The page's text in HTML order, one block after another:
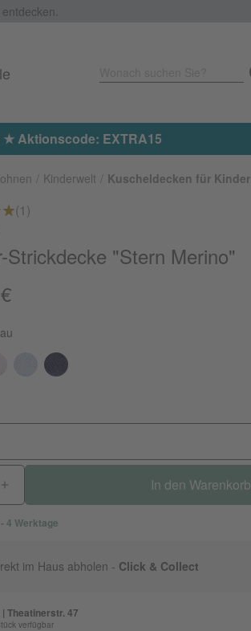
EXTRA15
Kinderwelt Kuscheldecken für Kinder
(1)
Strickdecke "Stern Merino"
In den Warenkorb
4 Werktage
im Haus abholen - Click & Collect
Theatinerstr. 47
verfügbar